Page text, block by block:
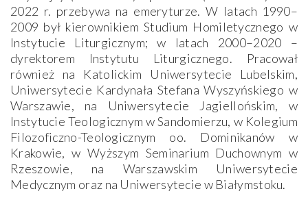
2022 r. przebywa na emeryturze. W latach 1990–
2009 był kierownikiem Studium Homiletycznego w
Instytucie Liturgicznym; w latach 2000–2020 –
dyrektorem Instytutu Liturgicznego. Pracował
również na Katolickim Uniwersytecie Lubelskim,
Uniwersytecie Kardynała Stefana Wyszyńskiego w
Warszawie, na Uniwersytecie Jagiellońskim, w
Instytucie Teologicznym w Sandomierzu, w Kolegium
Filozoficzno-Teologicznym oo. Dominikanów w
Krakowie, w Wyższym Seminarium Duchownym w
Rzeszowie, na Warszawskim Uniwersytecie
Medycznym oraz na Uniwersytecie w Białymstoku.